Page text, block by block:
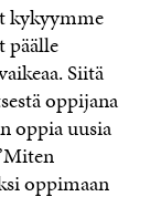
kykyymme
päälle
Siitä
oppijana
oppia uusia
oppimaan